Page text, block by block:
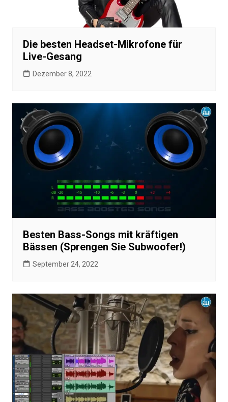
Die besten Headset-Mikrofone für
Live-Gesang
Dezember 8, 2022
Besten Bass-Songs mit kräftigen
Bässen (Sprengen Sie Subwoofer!)
September 24, 2022